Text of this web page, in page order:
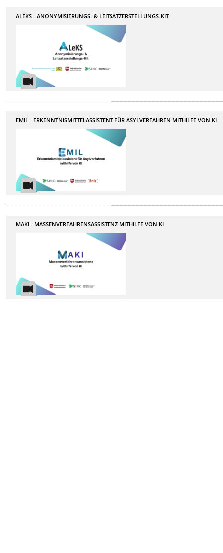
ALEKS - ANONYMISIERUNGS- & LEITSATZERSTELLUNGS-KIT
EMIL - ERKENNTNISMITTELASSISTENT FÜR ASYLVERFAHREN MITHILFE VON KI
MAKI - MASSENVERFAHRENSASSISTENZ MITHILFE VON KI